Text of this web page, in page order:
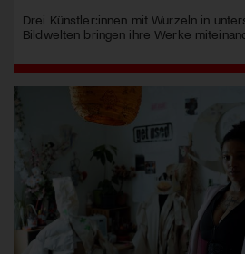
Drei Künstler:innen mit Wurzeln in
Bildwelten bringen ihre Werke